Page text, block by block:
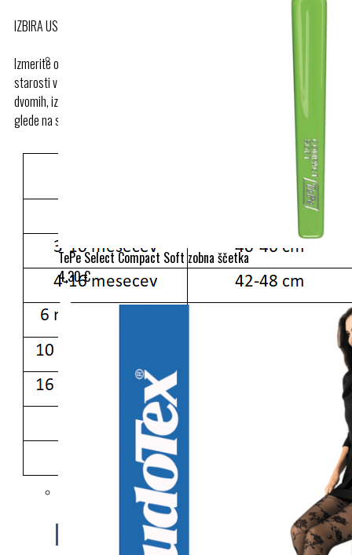
TePe Select Compact Soft zobna ščetka
4,30 €
IZBIRA USTREZNE VELIKOSTI:
Izmerite obseg otrokove glave na najširši točki. Vrednosti velikosti in
starosti v tabeli so približne, ker je vsak otrok edinstven. Če ste v
dvomih, izberite velikost klobuka glede na velikost otrokove glave in ne
glede na starostno skupino.
Morda vam bo všeč tudi